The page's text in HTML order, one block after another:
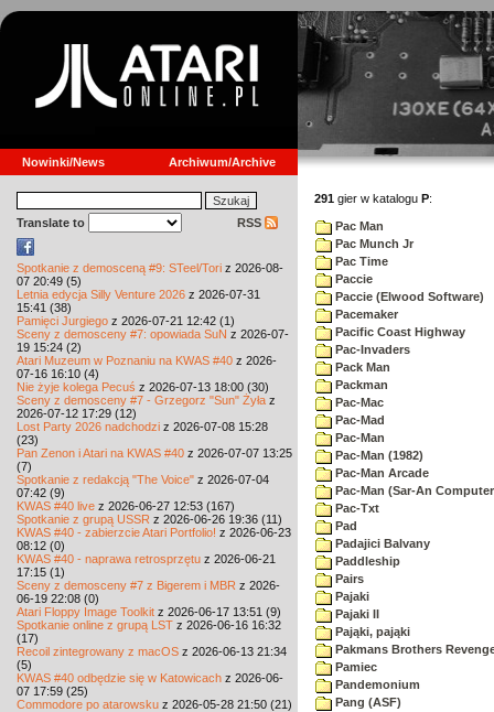
Nowinki/News Archiwum/Archive
Translate to RSS
Spotkanie z demosceną #9: STeel/Tori z 2026-08-
07 20:49 (5)
Letnia edycja Silly Venture 2026 z 2026-07-31
15:41 (38)
Pamięci Jurgiego z 2026-07-21 12:42 (1)
Sceny z demosceny #7: opowiada SuN z 2026-07-
19 15:24 (2)
Atari Muzeum w Poznaniu na KWAS #40 z 2026-
07-16 16:10 (4)
Nie żyje kolega Pecuś z 2026-07-13 18:00 (30)
Sceny z demosceny #7 - Grzegorz "Sun" Żyła z
2026-07-12 17:29 (12)
Lost Party 2026 nadchodzi z 2026-07-08 15:28
(23)
Pan Zenon i Atari na KWAS #40 z 2026-07-07 13:25
(7)
Spotkanie z redakcją "The Voice" z 2026-07-04
07:42 (9)
KWAS #40 live z 2026-06-27 12:53 (167)
Spotkanie z grupą USSR z 2026-06-26 19:36 (11)
KWAS #40 - zabierzcie Atari Portfolio! z 2026-06-23
08:12 (0)
KWAS #40 - naprawa retrosprzętu z 2026-06-21
17:15 (1)
Sceny z demosceny #7 z Bigerem i MBR z 2026-
06-19 22:08 (0)
Atari Floppy Image Toolkit z 2026-06-17 13:51 (9)
Spotkanie online z grupą LST z 2026-06-16 16:32
(17)
Recoil zintegrowany z macOS z 2026-06-13 21:34
(5)
KWAS #40 odbędzie się w Katowicach z 2026-06-
07 17:59 (25)
Commodore po atarowsku z 2026-05-28 21:50 (21)
291 gier w katalogu P:
Pac Man
Pac Munch Jr
Pac Time
Paccie
Paccie (Elwood Software)
Pacemaker
Pacific Coast Highway
Pac-Invaders
Pack Man
Packman
Pac-Mac
Pac-Mad
Pac-Man
Pac-Man (1982)
Pac-Man Arcade
Pac-Man (Sar-An
Pac-Txt
Pad
Padajici Balvany
Paddleship
Pairs
Pajaki
Pajaki II
Pająki, pająki
Pakmans Brothers
Pamiec
Pandemonium
Pang (ASF)